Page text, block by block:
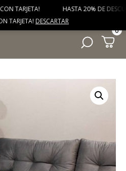
EN TODOS NUESTROS PRODUCTOS O 3
TARJETA! DESCARTAR
TARJETA! HASTA 20% DE
0